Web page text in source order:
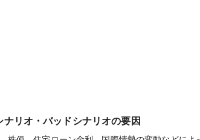
ナリオ・バッドシナリオの要因